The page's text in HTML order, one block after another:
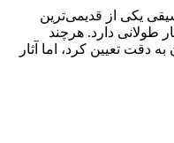
یکی از قدیمی‌ترین
طولانی دارد. هرچند
دقت تعیین کرد، اما آثار